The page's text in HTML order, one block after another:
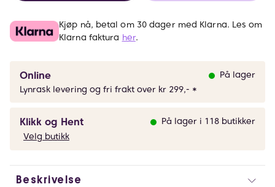
Kjøp nå, betal om 30 dager med Klarna. Les om
Klarna faktura her.
Online
På lager
Lynrask levering og fri frakt over kr 299,- *
Klikk og Hent
På lager i 118 butikker
Velg butikk
Beskrivelse